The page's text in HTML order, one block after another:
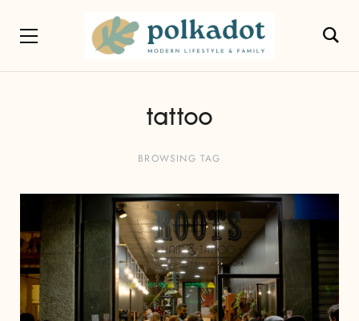
tattoo
BROWSING TAG